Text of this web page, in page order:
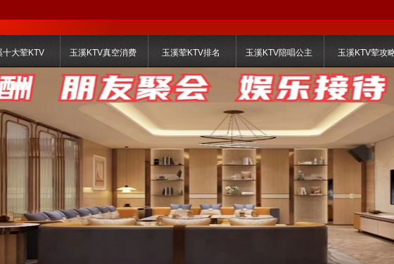
十大荤KTV 玉溪KTV真空消费 玉溪荤KTV排名 玉溪KTV陪唱公主 玉溪KTV荤攻